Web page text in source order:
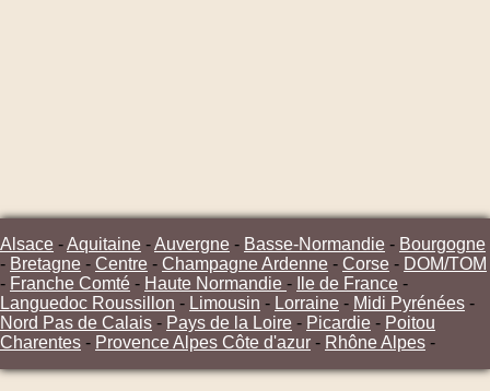
Alsace -Aquitaine -Auvergne - Basse-Normandie - Bourgogne
- Bretagne - Centre - Champagne Ardenne - Corse - DOM/TOM
- Franche Comté - Haute Normandie - Ile de France -
Languedoc Roussillon - Limousin - Lorraine - Midi Pyrénées -
Nord Pas de Calais - Pays de la Loire - Picardie - Poitou
Charentes - Provence Alpes Côte d'azur - Rhône Alpes -